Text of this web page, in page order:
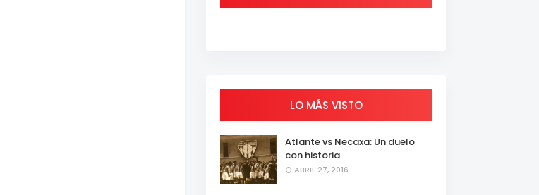
LO MÁS VISTO
Atlante vs Necaxa: Un duelo
con historia
ABRIL 27, 2016